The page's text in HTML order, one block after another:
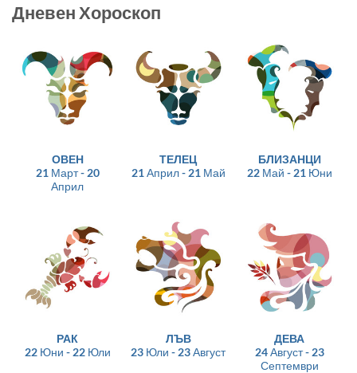
Дневен Хороскоп
ОВЕН
21 Март - 20
Април
ТЕЛЕЦ
21 Април - 21 Май
БЛИЗАНЦИ
22 Май - 21 Юни
РАК
22 Юни - 22 Юли
ЛЪВ
23 Юли - 23 Август
ДЕВА
24 Август - 23
Септември